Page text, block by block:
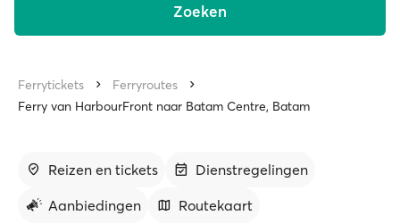
Zoeken
Ferrytickets
Ferryroutes
Ferry van HarbourFront naar Batam Centre, Batam
Reizen en tickets
Dienstregelingen
Aanbiedingen
Routekaart